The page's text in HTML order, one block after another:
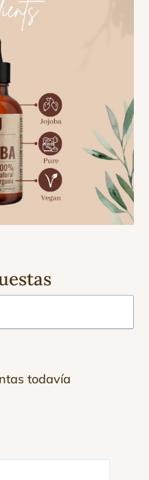
todavía